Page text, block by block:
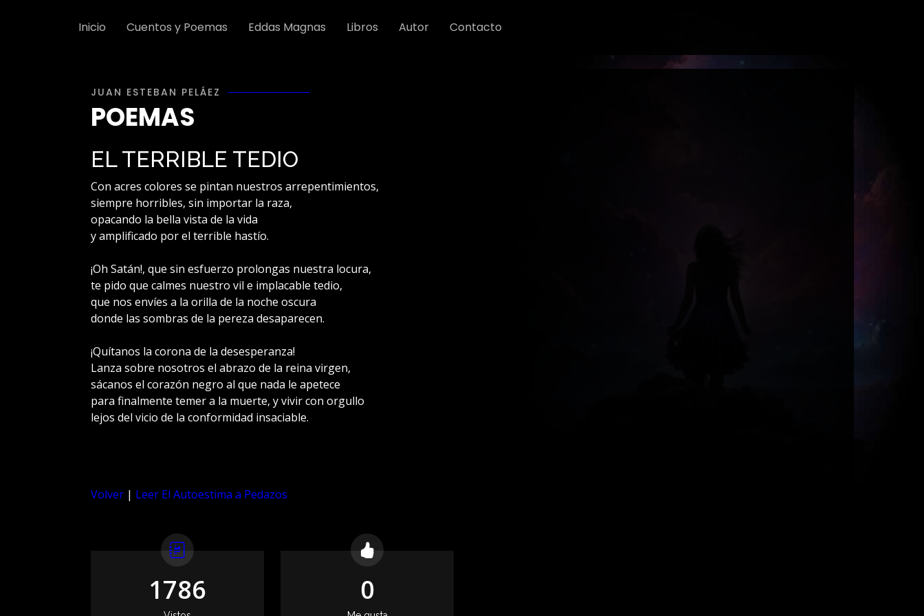
Inicio Cuentos y Poemas Eddas Magnas Libros Autor Contacto
JUAN ESTEBAN PELÁEZ
POEMAS
EL TERRIBLE TEDIO
Con acres colores se pintan nuestros arrepentimientos,
siempre horribles, sin importar la raza,
opacando la bella vista de la vida
y amplificado por el terrible hastío.
¡Oh Satán!, que sin esfuerzo prolongas nuestra locura,
te pido que calmes nuestro vil e implacable tedio,
que nos envíes a la orilla de la noche oscura
donde las sombras de la pereza desaparecen.
¡Quítanos la corona de la desesperanza!
Lanza sobre nosotros el abrazo de la reina virgen,
sácanos el corazón negro al que nada le apetece
para finalmente temer a la muerte, y vivir con orgullo
lejos del vicio de la conformidad insaciable.
Volver | Leer El Autoestima a Pedazos
1786 0